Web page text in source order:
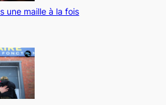
une maille à la fois